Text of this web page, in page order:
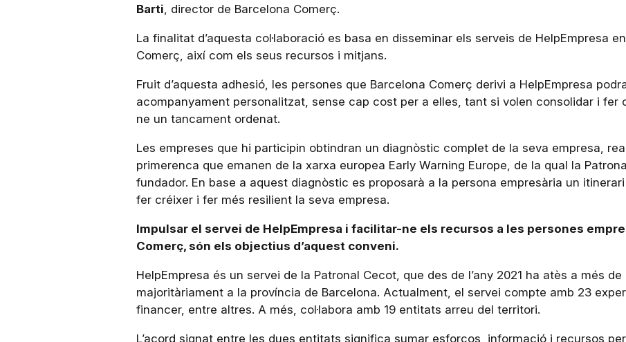
Barti, director de Barcelona Comerç.
La finalitat d’aquesta col·laboració es basa en disseminar els serveis de HelpEmpresa
Comerç, així com els seus recursos i mitjans.
Fruit d’aquesta adhesió, les persones que Barcelona Comerç derivi a HelpEmpresa
acompanyament personalitzat, sense cap cost per a elles, tant si volen consolidar i fer
ne un tancament ordenat.
Les empreses que hi participin obtindran un diagnòstic complet de la seva empresa,
primerenca que emanen de la xarxa europea Early Warning Europe, de la qual la
fundador. En base a aquest diagnòstic es proposarà a la persona empresària un
fer créixer i fer més resilient la seva empresa.
Impulsar el servei de HelpEmpresa i facilitar-ne els recursos a les persones
Comerç, són els objectius d’aquest conveni.
HelpEmpresa és un servei de la Patronal Cecot, que des de l’any 2021 ha atès a més
majoritàriament a la província de Barcelona. Actualment, el servei compte amb 23
financer, entre altres. A més, col·labora amb 19 entitats arreu del territori.
L’acord signat entre les dues entitats significa sumar esforços, informació i recursos